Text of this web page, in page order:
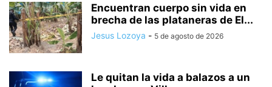
Encuentran cuerpo sin vida en
brecha de las plataneras de El...
Jesus Lozoya - 5 de agosto de 2026
Le quitan la vida a balazos a un